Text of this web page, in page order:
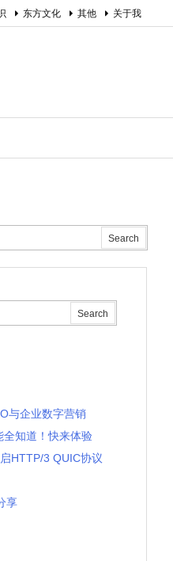
东方文化 其他 关于我
与企业数字营销
知道！快来体验
HTTP/3 QUIC协议
享